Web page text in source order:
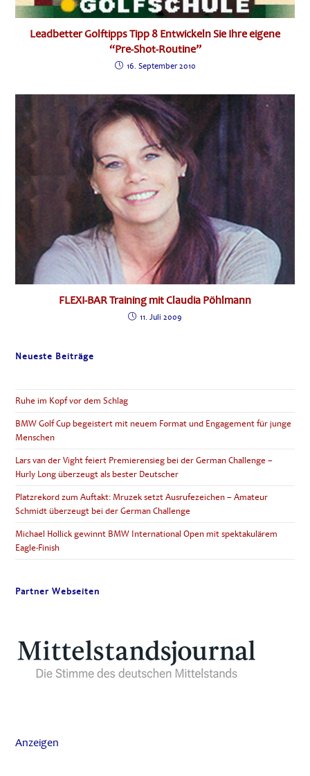
Leadbetter Golftipps Tipp 8 Entwickeln Sie Ihre eigene
“Pre-Shot-Routine”
16. September 2010
FLEXI-BAR Training mit Claudia Pöhlmann
11. Juli 2009
Neueste Beiträge
Ruhe im Kopf vor dem Schlag
BMW Golf Cup begeistert mit neuem Format und Engagement für junge
Menschen
Lars van der Vight feiert Premierensieg bei der German Challenge –
Hurly Long überzeugt als bester Deutscher
Platzrekord zum Auftakt: Mruzek setzt Ausrufezeichen – Amateur
Schmidt überzeugt bei der German Challenge
Michael Hollick gewinnt BMW International Open mit spektakulärem
Eagle-Finish
Partner Webseiten
Anzeigen